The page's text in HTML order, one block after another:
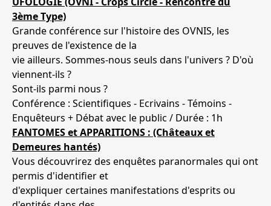
3ème Type)
Grande conférence sur l'histoire des OVNIS, les
preuves de l'existence de la
vie ailleurs. Sommes-nous seuls dans l'univers ? D'où
viennent-ils ?
Sont-ils parmi nous ?
Conférence : Scientifiques - Ecrivains - Témoins -
Enquêteurs + Débat avec le public / Durée : 1h
FANTOMES et APPARITIONS : (Châteaux et
Demeures hantés)
Vous découvrirez des enquêtes paranormales qui ont
permis d'identifier et
d'expliquer certaines manifestations d'esprits ou